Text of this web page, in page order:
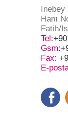
Inebey
Hanı
Fatih/
Tel:
Gsm:
Fax:
E-